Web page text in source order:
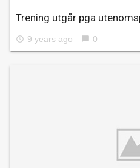
Trening utgår pga
access_time 9 years ago chat_bubble 0